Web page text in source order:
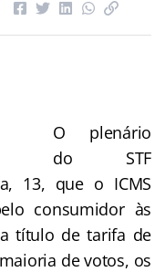
O plenário
do STF
13, que o ICMS
consumidor às
título de tarifa de
de votos, os